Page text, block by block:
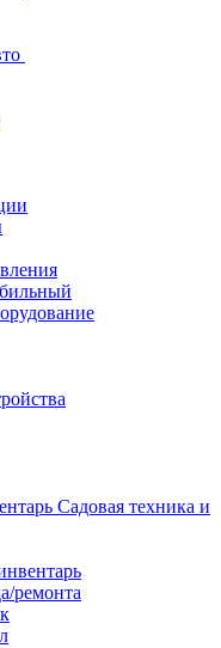
Садовая техника и
ремонта